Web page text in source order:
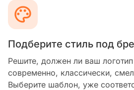
Подберите стиль под
Решите, должен ли ваш логотип
современно, классически,
Выберите шаблон, уже